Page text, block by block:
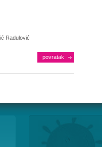
povratak